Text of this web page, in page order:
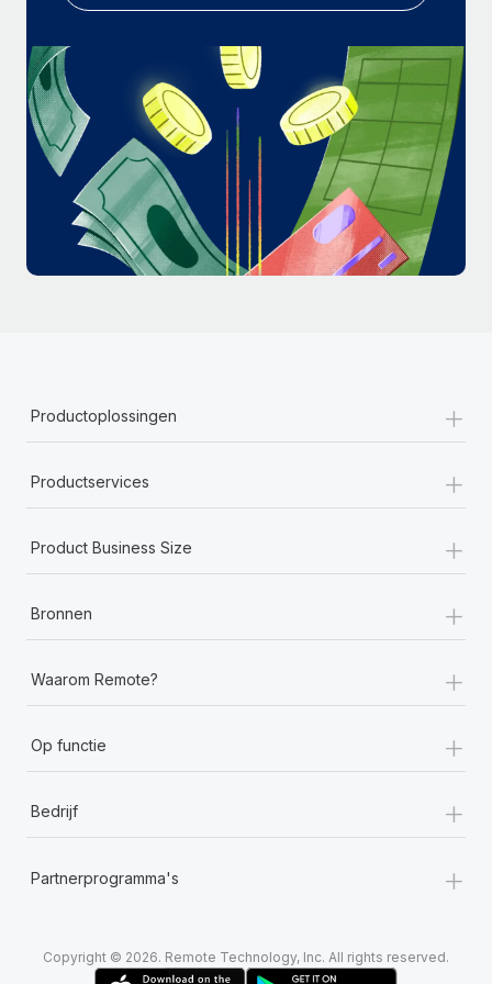
Productoplossingen +
Productservices +
Product Business Size +
Bronnen +
Waarom Remote? +
Op functie +
Bedrijf +
Partnerprogramma's +
Copyright © 2026. Remote Technology, Inc. All rights reserved.